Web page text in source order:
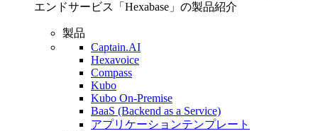
エンドサービス「Hexabase」の製品紹介
製品
Captain.AI
Hexavoice
Compass
Kubo
Kubo On-Premise
BaaS (Backend as a Service)
アプリケーションテンプレート